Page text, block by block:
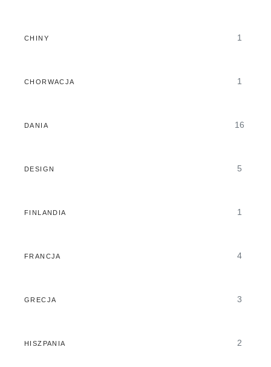
CHINY 1
CHORWACJA 1
DANIA 16
DESIGN 5
FINLANDIA 1
FRANCJA 4
GRECJA 3
HISZPANIA 2